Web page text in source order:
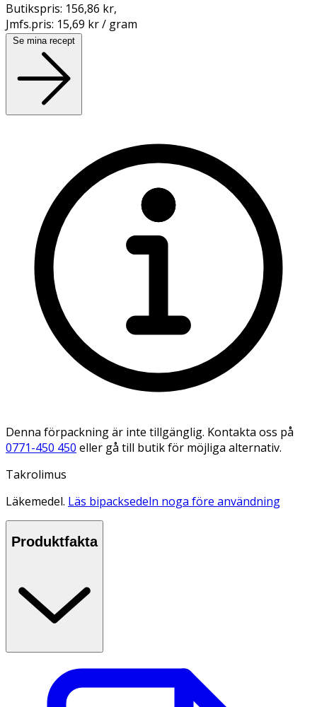
Butikspris: 156,86 kr,
Jmfs.pris: 15,69 kr / gram
Se mina recept
Denna förpackning är inte tillgänglig. Kontakta oss på
0771-450 450 eller gå till butik för möjliga alternativ.
Takrolimus
Läkemedel. Läs bipacksedeln noga före användning
Produktfakta